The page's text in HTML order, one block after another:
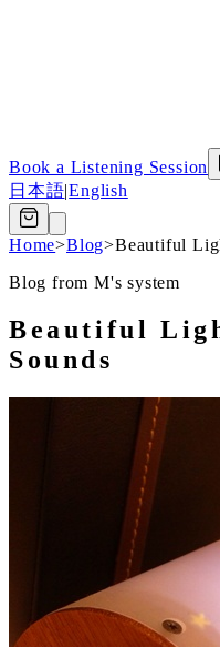
Book a Listening Session
日本語|English
Home>Blog>Beautiful
Blog from M's system
Beautiful
Sounds